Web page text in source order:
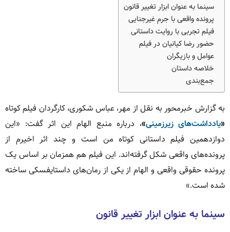
سینما به عنوان ابزار تغییر قانون
پرونده واقعی با جرم غیرجنایی
فیلم تجربی با روایت داستانی
حضور رضا کیانیان در فیلم
عوامل و بازیگران
خلاصه داستان
جمع‌بندی
به گزارش خبرمحور به نقل از مهر، عباس شکوری، کارگردان فیلم کوتاه
«یادداشت‌های زیرزمینی»، درباره منبع الهام این اثر گفت: «این
دوازدهمین فیلم داستانی کوتاه من است و چند اثر اخیرم از
پرونده‌های واقعی شکل گرفته‌اند. این فیلم هم همزمان بر اساس یک
پرونده حقوقی واقعی و الهام از یکی از رمان‌های داستایفسکی ساخته
شده است.»
سینما به عنوان ابزار تغییر قانون